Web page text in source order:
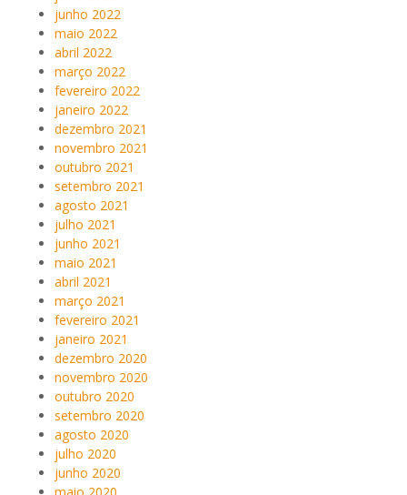
junho 2022
maio 2022
abril 2022
março 2022
fevereiro 2022
janeiro 2022
dezembro 2021
novembro 2021
outubro 2021
setembro 2021
agosto 2021
julho 2021
junho 2021
maio 2021
abril 2021
março 2021
fevereiro 2021
janeiro 2021
dezembro 2020
novembro 2020
outubro 2020
setembro 2020
agosto 2020
julho 2020
junho 2020
maio 2020